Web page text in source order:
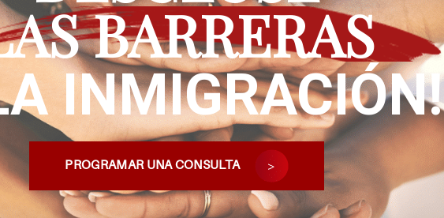
BARRERAS
INMIGRACIÓN!
PROGRAMAR UNA CONSULTA